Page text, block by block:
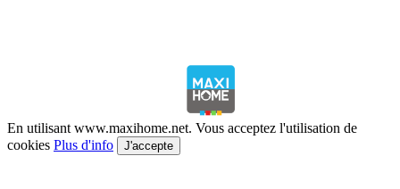
En utilisant www.maxihome.net. Vous acceptez l'utilisation de
cookies Plus d'info J'accepte